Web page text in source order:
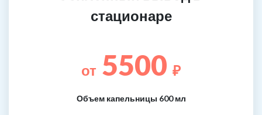
стационаре
от 5500 ₽
Объем капельницы 600 мл